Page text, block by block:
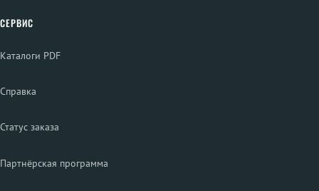
СЕРВИС
Каталоги PDF
Справка
Статус заказа
Партнёрская программа